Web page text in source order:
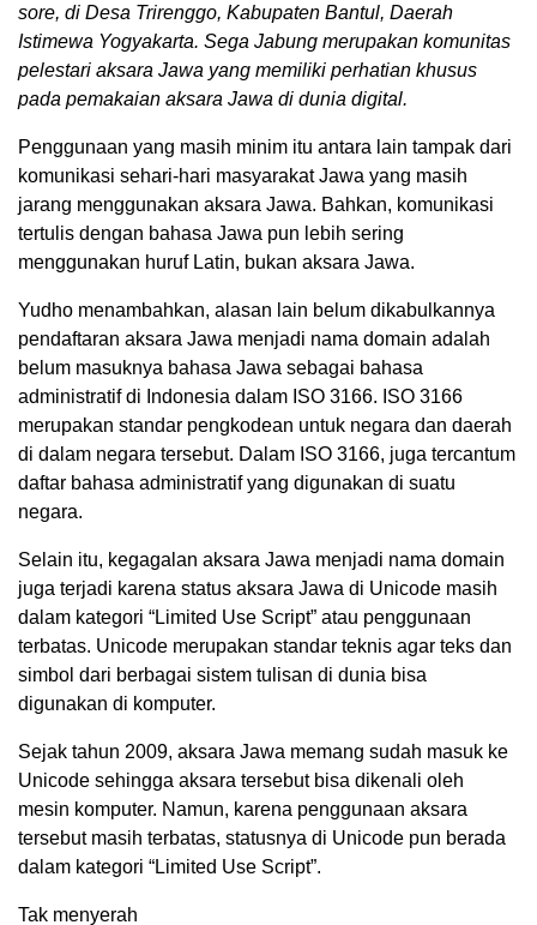
sore, di Desa Trirenggo, Kabupaten Bantul, Daerah
Istimewa Yogyakarta. Sega Jabung merupakan komunitas
pelestari aksara Jawa yang memiliki perhatian khusus
pada pemakaian aksara Jawa di dunia digital.
Penggunaan yang masih minim itu antara lain tampak dari
komunikasi sehari-hari masyarakat Jawa yang masih
jarang menggunakan aksara Jawa. Bahkan, komunikasi
tertulis dengan bahasa Jawa pun lebih sering
menggunakan huruf Latin, bukan aksara Jawa.
Yudho menambahkan, alasan lain belum dikabulkannya
pendaftaran aksara Jawa menjadi nama domain adalah
belum masuknya bahasa Jawa sebagai bahasa
administratif di Indonesia dalam ISO 3166. ISO 3166
merupakan standar pengkodean untuk negara dan daerah
di dalam negara tersebut. Dalam ISO 3166, juga tercantum
daftar bahasa administratif yang digunakan di suatu
negara.
Selain itu, kegagalan aksara Jawa menjadi nama domain
juga terjadi karena status aksara Jawa di Unicode masih
dalam kategori “Limited Use Script” atau penggunaan
terbatas. Unicode merupakan standar teknis agar teks dan
simbol dari berbagai sistem tulisan di dunia bisa
digunakan di komputer.
Sejak tahun 2009, aksara Jawa memang sudah masuk ke
Unicode sehingga aksara tersebut bisa dikenali oleh
mesin komputer. Namun, karena penggunaan aksara
tersebut masih terbatas, statusnya di Unicode pun berada
dalam kategori “Limited Use Script”.
Tak menyerah